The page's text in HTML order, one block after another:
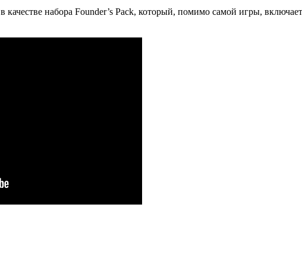
в качестве набора Founder’s Pack, который, помимо самой игры,